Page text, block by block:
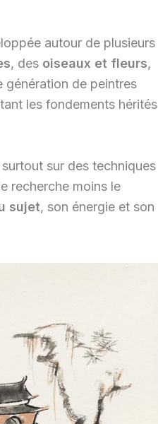
autour de plusieurs
, des oiseaux et fleurs,
génération de peintres
les fondements hérités
sur des techniques
recherche moins le
sujet, son énergie et son